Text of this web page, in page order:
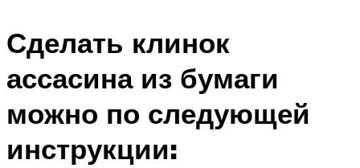
Сделать клинок
ассасина из бумаги
можно по следующей
инструкции: